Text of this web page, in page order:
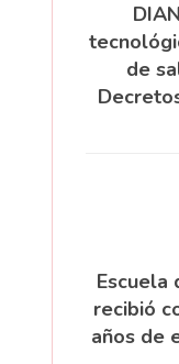
de
Escuela
recibió
años de